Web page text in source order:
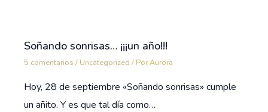
Soñando sonrisas… ¡¡¡un año!!!
5 comentarios / Uncategorized / PorAurora
Hoy, 28 de septiembre «Soñando sonrisas» cumple
un añito. Y es que tal día como…